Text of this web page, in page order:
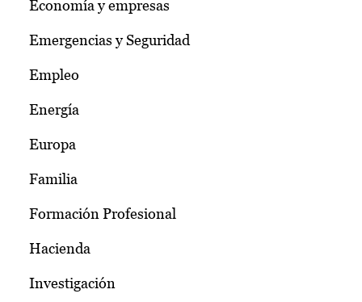
Economía y empresas
Emergencias y Seguridad
Empleo
Energía
Europa
Familia
Formación Profesional
Hacienda
Investigación